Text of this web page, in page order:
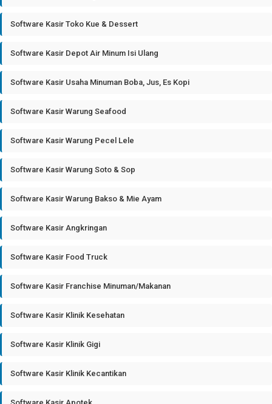
Software Kasir Toko Kue & Dessert
Software Kasir Depot Air Minum Isi Ulang
Software Kasir Usaha Minuman Boba, Jus, Es Kopi
Software Kasir Warung Seafood
Software Kasir Warung Pecel Lele
Software Kasir Warung Soto & Sop
Software Kasir Warung Bakso & Mie Ayam
Software Kasir Angkringan
Software Kasir Food Truck
Software Kasir Franchise Minuman/Makanan
Software Kasir Klinik Kesehatan
Software Kasir Klinik Gigi
Software Kasir Klinik Kecantikan